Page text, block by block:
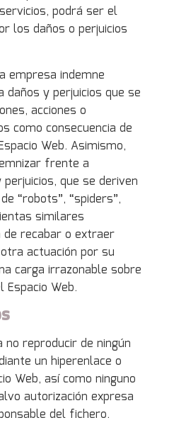
podrá ser el
los daños o perjuicios
empresa indemne
y perjuicios que se
acciones o
como consecuencia de
Web. Asimismo,
frente a
que se deriven
“robots”, “spiders”,
similares
recabar o extraer
actuación por su
carga irrazonable sobre
Web.
no reproducir de ningún
un hiperenlace o
Web, así como ninguno
autorización expresa
del fichero.